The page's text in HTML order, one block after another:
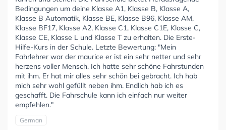
Bedingungen um deine Klasse A1, Klasse B, Klasse A,
Klasse B Automatik, Klasse BE, Klasse B96, Klasse AM,
Klasse BF17, Klasse A2, Klasse C1, Klasse C1E, Klasse C,
Klasse CE, Klasse L und Klasse T zu erhalten. Die Erste-
Hilfe-Kurs in der Schule. Letzte Bewertung: "Mein
Fahrlehrer war der maurice er ist ein sehr netter und sehr
herzens voller Mensch. Ich hatte sehr schöne Fahrstunden
mit ihm. Er hat mir alles sehr schön bei gebracht. Ich hab
mich sehr wohl gefüllt neben ihm. Endlich hab ich es
geschafft. Die Fahrschule kann ich einfach nur weiter
empfehlen."
German